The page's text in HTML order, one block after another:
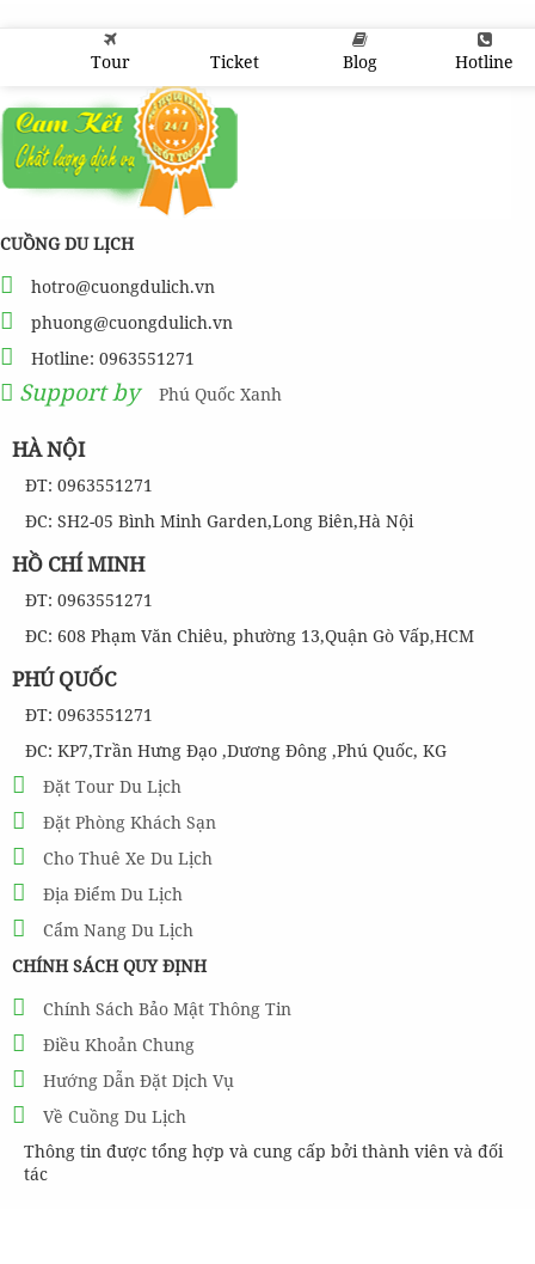
Tour Ticket Blog Hotline
CUỒNG DU LỊCH
hotro@cuongdulich.vn
phuong@cuongdulich.vn
Hotline: 0963551271
Support by Phú Quốc Xanh
HÀ NỘI
ĐT: 0963551271
ĐC: SH2-05 Bình Minh Garden,Long Biên,Hà Nội
HỒ CHÍ MINH
ĐT: 0963551271
ĐC: 608 Phạm Văn Chiêu, phường 13,Quận Gò Vấp,HCM
PHÚ QUỐC
ĐT: 0963551271
ĐC: KP7,Trần Hưng Đạo ,Dương Đông ,Phú Quốc, KG
Đặt Tour Du Lịch
Đặt Phòng Khách Sạn
Cho Thuê Xe Du Lịch
Địa Điểm Du Lịch
Cẩm Nang Du Lịch
CHÍNH SÁCH QUY ĐỊNH
Chính Sách Bảo Mật Thông Tin
Điều Khoản Chung
Hướng Dẫn Đặt Dịch Vụ
Về Cuồng Du Lịch
Thông tin được tổng hợp và cung cấp bởi thành viên và đối
tác